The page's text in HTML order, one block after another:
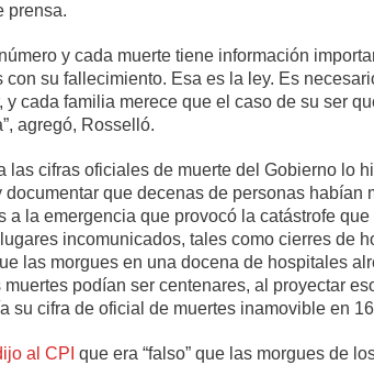
prensa.
y cada muerte tiene información
su fallecimiento. Esa es la ley. Es
y cada familia merece que el caso de su ser
agregó, Rosselló.
las cifras oficiales de muerte del Gobierno lo
documentar que decenas de personas habían
a la emergencia que provocó la catástrofe
incomunicados, tales como cierres de
las morgues en una docena de hospitales
podían ser centenares, al proyectar
su cifra de oficial de muertes inamovible en
al CPI que era “falso” que las morgues de